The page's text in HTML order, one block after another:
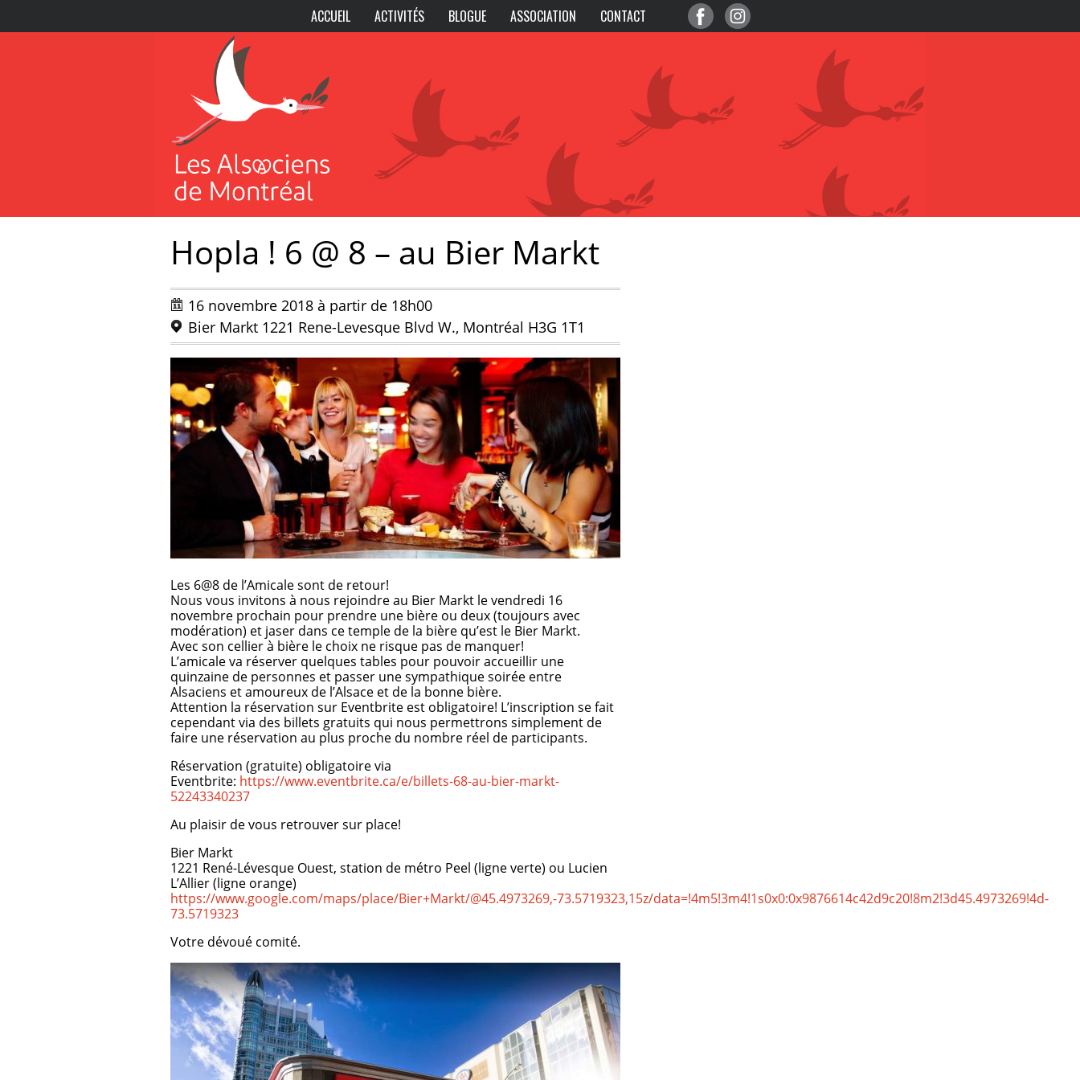
ACCUEIL ACTIVITÉS BLOGUE ASSOCIATION CONTACT
Hopla ! 6 @ 8 – au Bier Markt
16 novembre 2018 à partir de 18h00
Bier Markt 1221 Rene-Levesque Blvd W., Montréal H3G 1T1
Les 6@8 de l’Amicale sont de retour!
Nous vous invitons à nous rejoindre au Bier Markt le vendredi 16
novembre prochain pour prendre une bière ou deux (toujours avec
modération) et jaser dans ce temple de la bière qu’est le Bier Markt.
Avec son cellier à bière le choix ne risque pas de manquer!
L’amicale va réserver quelques tables pour pouvoir accueillir une
quinzaine de personnes et passer une sympathique soirée entre
Alsaciens et amoureux de l’Alsace et de la bonne bière.
Attention la réservation sur Eventbrite est obligatoire! L’inscription se fait
cependant via des billets gratuits qui nous permettrons simplement de
faire une réservation au plus proche du nombre réel de participants.
Réservation (gratuite) obligatoire via
Eventbrite: https://www.eventbrite.ca/e/billets-68-au-bier-markt-
52243340237
Au plaisir de vous retrouver sur place!
Bier Markt
1221 René-Lévesque Ouest, station de métro Peel (ligne verte) ou Lucien
L’Allier (ligne orange)
https://www.google.com/maps/place/Bier+Markt/@45.4973269,-73.5719323,15z/data=!4m5!3m4!1s0x0:0x9876614c42d9c20!8m2!3d45.4973269!4d-
73.5719323
Votre dévoué comité.